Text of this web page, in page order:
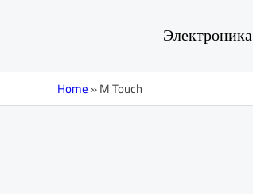
Электроника
Home»M Touch